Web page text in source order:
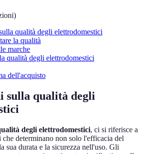
)
qualità degli elettrodomestici
la qualità
marche
qualità degli elettrodomestici
dell'acquisto
sulla qualità degli
degli elettrodomestici, ci si riferisce a
che determinano non solo l'efficacia del
sua durata e la sicurezza nell'uso. Gli